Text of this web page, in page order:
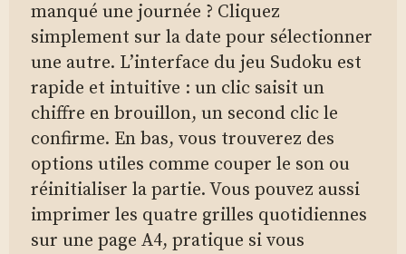
manqué une journée ? Cliquez
simplement sur la date pour sélectionner
une autre. L’interface du jeu Sudoku est
rapide et intuitive : un clic saisit un
chiffre en brouillon, un second clic le
confirme. En bas, vous trouverez des
options utiles comme couper le son ou
réinitialiser la partie. Vous pouvez aussi
imprimer les quatre grilles quotidiennes
sur une page A4, pratique si vous